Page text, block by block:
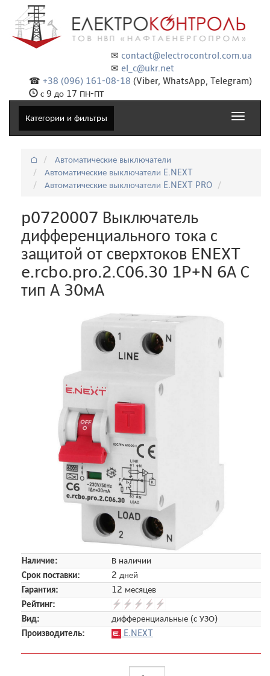
✉ contact@electrocontrol.com.ua
✉ el_c@ukr.net
☎ +38 (096) 161-08-18 (Viber, WhatsApp, Telegram)
с 9 до 17 ПН-ПТ
Категории и фильтры
Toggle
⌂
Автоматические выключатели
Автоматические выключатели E.NEXT
Автоматические выключатели E.NEXT PRO
p0720007 Выключатель
дифференциального тока с
защитой от сверхтоков ENEXT
e.rcbo.pro.2.C06.30 1P+N 6А С
тип А 30мА
Наличие:
В наличии
Срок поставки:
2 дней
Гарантия:
12 месяцев
Рейтинг:
Вид:
дифференциальные (с УЗО)
Производитель:
E.NEXT